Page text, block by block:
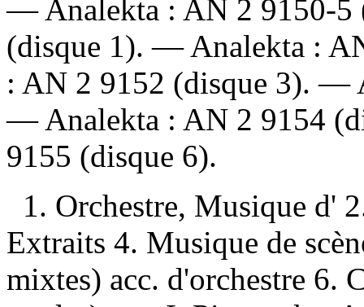
—Analekta : AN 2 9150-
(disque 1). —Analekta :
: AN 2 9152 (disque 3). —
—Analekta : AN 2 9154
9155 (disque 6).
1. Orchestre, Musique d'
Extraits 4. Musique de
mixtes) acc. d'orchestre 6.